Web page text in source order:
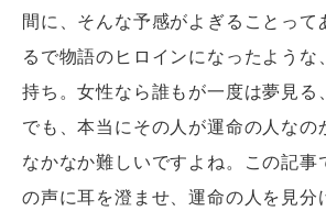
間に、そんな予感がよぎることって
るで物語のヒロインになったような
持ち。女性なら誰もが一度は夢見る
でも、本当にその人が運命の人なの
なかなか難しいですよね。この記事
の声に耳を澄ませ、運命の人を見分